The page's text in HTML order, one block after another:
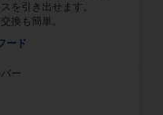
を引き出せます。
換も簡単。
ード
ー